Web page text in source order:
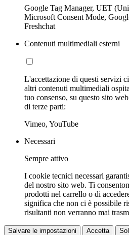
Google Tag Manager, UET
Microsoft Consent Mode,
Freshchat
Contenuti multimediali esterni
L'accettazione di questi servizi
altri contenuti multimediali
tuo consenso, su questo sito
di terze parti:
Vimeo, YouTube
Necessari
Sempre attivo
I cookie tecnici necessari
del nostro sito web. Ti
prodotti nel carrello o di
significa che non ci è possibile
risultanti non verranno mai
Salvare le impostazioni Accetta